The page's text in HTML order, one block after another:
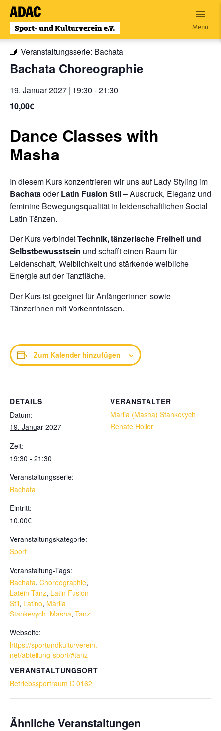
Zum
Inhalt
wechseln
Menü
« Alle Veranstaltungen
Veranstaltungsserie: Bachata
Bachata Choreographie
19. Januar 2027 | 19:30 -21:30
10,00€
Dance Classes with
Masha
In diesem Kurs konzentrieren wir uns auf Lady Styling im
BachataoderLatin Fusion Stil– Ausdruck, Eleganz und
feminine Bewegungsqualität in leidenschaftlichen Social
Latin Tänzen.
Der Kurs verbindetTechnik, tänzerische Freiheit und
Selbstbewusstsein und schafft einen Raum für
Leidenschaft, Weiblichkeit und stärkende weibliche
Energie auf der Tanzfläche.
Der Kurs ist geeignet für Anfängerinnen sowie
Tänzerinnen mit Vorkenntnissen.
Zum Kalender hinzufügen
DETAILS
Datum:
19. Januar 2027
Zeit:
19:30 - 21:30
Veranstaltungsserie:
Bachata
Eintritt:
10,00€
Veranstaltungskategorie:
Sport
Veranstaltung-Tags:
Bachata, Choreographie,
Latein Tanz, Latin Fusion
Stil, Latino, Mariia
Stankevych, Masha, Tanz
Webseite:
https://sportundkulturverein.
net/abteilung-sport/#tanz
VERANSTALTUNGSORT
Betriebssportraum D 0162
VERANSTALTER
Mariia (Masha) Stankevych
Renate Holler
Ähnliche Veranstaltungen